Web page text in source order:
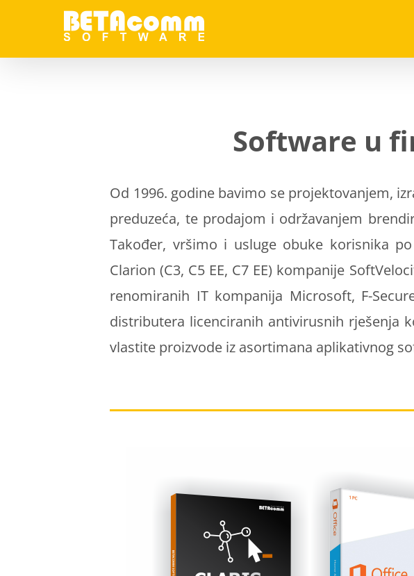
content
Software u
Od 1996. godine bavimo se projektovanjem,
preduzeća, te prodajom i održavanjem
Također, vršimo i usluge obuke korisnika
Clarion (C3, C5 EE, C7 EE) kompanije
renomiranih IT kompanija Microsoft, F-
distributera licenciranih antivirusnih rješenja
vlastite proizvode iz asortimana aplikativnog